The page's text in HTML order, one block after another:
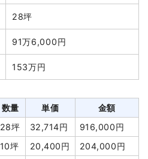
20,222円
38坪
44,000
円
1,672,000
6t
15,000
円
90,000円
4m³
12,000
円
48,000円
28坪
91万6,000円
153万円
数量 単価
金額
28坪 32,714円
916,000円
10坪 20,400円
204,000円